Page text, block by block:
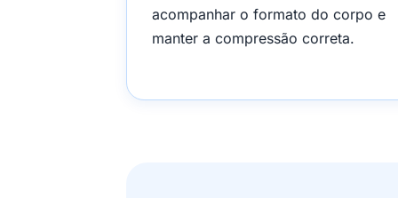
acompanhar o formato do corpo e
manter a compressão correta.